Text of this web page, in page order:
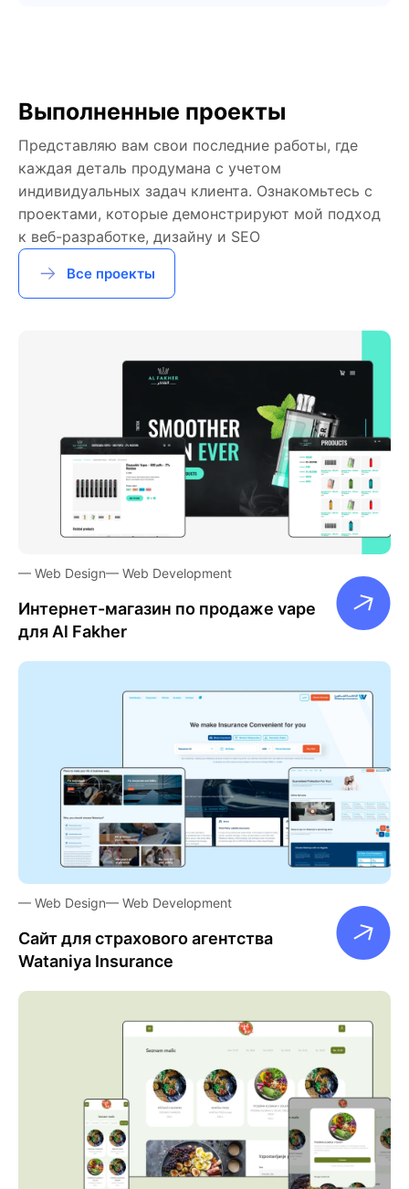
Выполненные проекты
Представляю вам свои последние работы, где
каждая деталь продумана с учетом
индивидуальных задач клиента. Ознакомьтесь с
проектами, которые демонстрируют мой подход
к веб-разработке, дизайну и SEO
Все проекты
Web Design Web Development
Интернет-магазин по продаже vape
для Al Fakher
Web Design Web Development
Сайт для страхового агентства
Wataniya Insurance